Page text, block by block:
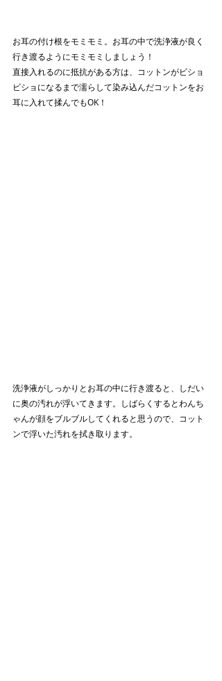
お耳の付け根をモミモミ。お耳の中で洗浄液が良く
行き渡るようにモミモミしましょう！
直接入れるのに抵抗がある方は、コットンがビショ
ビショになるまで濡らして染み込んだコットンをお
耳に入れて揉んでもOK！
洗浄液がしっかりとお耳の中に行き渡ると、しだい
に奥の汚れが浮いてきます。しばらくするとわんち
ゃんが顔をブルブルしてくれると思うので、コット
ンで浮いた汚れを拭き取ります。